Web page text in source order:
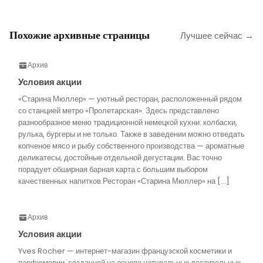
Похожие архивные страницы Лучшее сейчас →
Архив
Условия акции
«Старина Мюллер» — уютный ресторан, расположенный рядом
со станцией метро «Пролетарская». Здесь представлено
разнообразное меню традиционной немецкой кухни: колбаски,
рулька, бургеры и не только. Также в заведении можно отведать
копченое мясо и рыбу собственного производства — ароматные
деликатесы, достойные отдельной дегустации. Вас точно
порадует обширная барная карта с большим выбором
качественных напитков.Ресторан «Старина Мюллер» на […]
Архив
Условия акции
Yves Rocher — интернет-магазин французской косметики и